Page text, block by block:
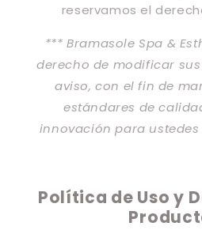
reservamos el
*** Bramasole Spa &
derecho de modificar
aviso, con el fin de
estándares de
innovación para
Política de Uso y